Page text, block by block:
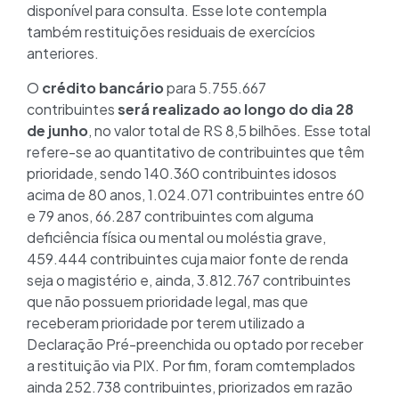
disponível para consulta. Esse lote contempla
também restituições residuais de exercícios
anteriores.
O crédito bancáriopara 5.755.667
contribuintesserá realizado ao longo do dia 28
de junho, no valor total de RS 8,5 bilhões. Esse total
refere-se ao quantitativo de contribuintes que têm
prioridade, sendo 140.360 contribuintes idosos
acima de 80 anos, 1.024.071 contribuintes entre 60
e 79 anos, 66.287 contribuintes com alguma
deficiência física ou mental ou moléstia grave,
459.444 contribuintes cuja maior fonte de renda
seja o magistério e, ainda, 3.812.767 contribuintes
que não possuem prioridade legal, mas que
receberam prioridade por terem utilizado a
Declaração Pré-preenchida ou optado por receber
a restituição via PIX. Por fim, foram comtemplados
ainda 252.738 contribuintes, priorizados em razão